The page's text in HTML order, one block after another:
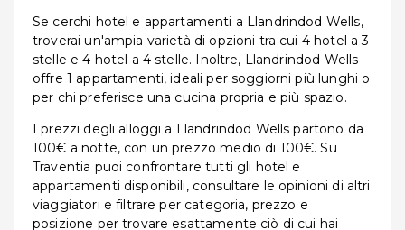
Se cerchi hotel e appartamenti a Llandrindod Wells,
troverai un'ampia varietà di opzioni tra cui 4 hotel a 3
stelle e 4 hotel a 4 stelle. Inoltre, Llandrindod Wells
offre 1 appartamenti, ideali per soggiorni più lunghi o
per chi preferisce una cucina propria e più spazio.
I prezzi degli alloggi a Llandrindod Wells partono da
100€ a notte, con un prezzo medio di 100€. Su
Traventia puoi confrontare tutti gli hotel e
appartamenti disponibili, consultare le opinioni di altri
viaggiatori e filtrare per categoria, prezzo e
posizione per trovare esattamente ciò di cui hai